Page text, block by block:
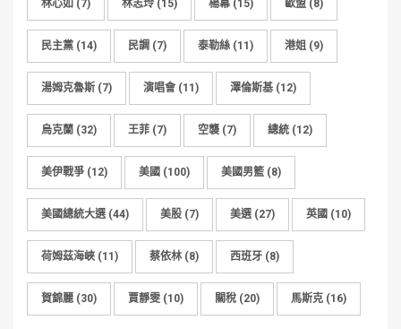
林心如 (7) 林志玲 (15) 楊冪 (15) 歐盟 (8)
民主黨 (14) 民調 (7) 泰勒絲 (11) 港姐 (9)
湯姆克魯斯 (7) 演唱會 (11) 澤倫斯基 (12)
烏克蘭 (32) 王菲 (7) 空襲 (7) 總統 (12)
美伊戰爭 (12) 美國 (100) 美國男籃 (8)
美國總統大選(44) 美股 (7) 美選(27) 英國 (10)
荷姆茲海峽 (11) 蔡依林 (8) 西班牙 (8)
賀錦麗 (30) 賈靜雯 (10) 關稅 (20) 馬斯克 (16)